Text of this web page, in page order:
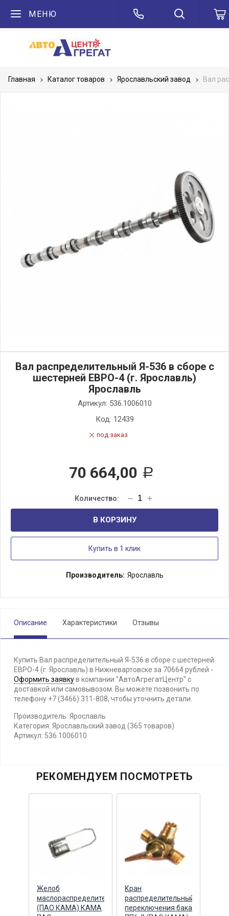
МЕНЮ
Главная Каталог товаров Ярославльский завод Вал
Вал распределительный Я-536 в сборе с
шестерней ЕВРО-4 (г. Ярославль)
Ярославль
Артикул: 536.1006010
Код: 12439
под заказ
70 664,00 Р
В КОРЗИНУ
Купить в 1 клик
Производитель: Ярославль
Описание Характеристики Отзывы
Купить Вал распределительный Я-536 в сборе с шестерней
ЕВРО-4 (г. Ярославль) в Нижневартовске за 70664 рублей -
Оформить заявкув компании "АвтоАгрегатЦентр" с
доставкой или самовывозом. Вы можете позвонить по
телефону +7 (3466) 311-808, чтобы уточнить детали.
Производитель: Ярославль
Категория: Ярославльский завод (365 товаров)
Артикул: 536.1006010
РЕКОМЕНДУЕМ ПОСМОТРЕТЬ
Желоб
маслораспределительный
(ПАО КАМА) КАМА
Кран
распределительный
переключения бака